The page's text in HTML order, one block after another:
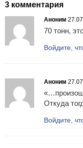
3 комментария
Аноним
70 тонн,
Войдите,
Аноним
Откуда
Войдите,